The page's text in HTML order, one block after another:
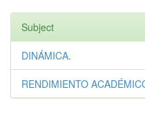
Subject
DINÁMICA.
RENDIMIENTO